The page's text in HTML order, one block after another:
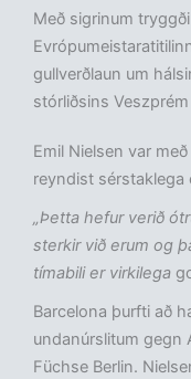
Með sigrinum
gullverðlaun um
stórliðsins Veszprém
Emil Nielsen var
reyndist sérstaklega
„Þetta hefur verið
sterkir við erum og
tímabili er virkilega
Barcelona þurfti að
undanúrslitum gegn
Füchse Berlin.